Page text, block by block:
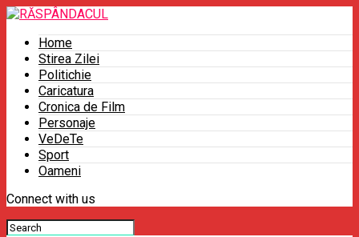
Home
Stirea Zilei
Politichie
Caricatura
Cronica de Film
Personaje
VeDeTe
Sport
Oameni
Connect with us